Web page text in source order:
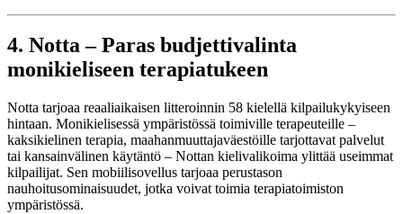
4. Notta – Paras budjettivalinta
monikieliseen terapiatukeen
Notta tarjoaa reaaliaikaisen litteroinnin 58 kielellä kilpailukykyiseen
hintaan. Monikielisessä ympäristössä toimiville terapeuteille –
kaksikielinen terapia, maahanmuuttajaväestöille tarjottavat palvelut
tai kansainvälinen käytäntö – Nottan kielivalikoima ylittää useimmat
kilpailijat. Sen mobiilisovellus tarjoaa perustason
nauhoitusominaisuudet, jotka voivat toimia terapiatoimiston
ympäristössä.